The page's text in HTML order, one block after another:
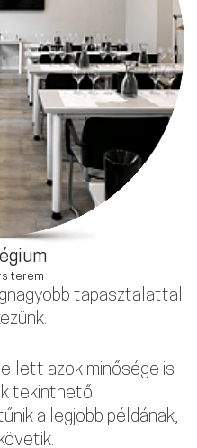
terem
tapasztalattal
azok minősége is
tekinthető.
a legjobb példának,